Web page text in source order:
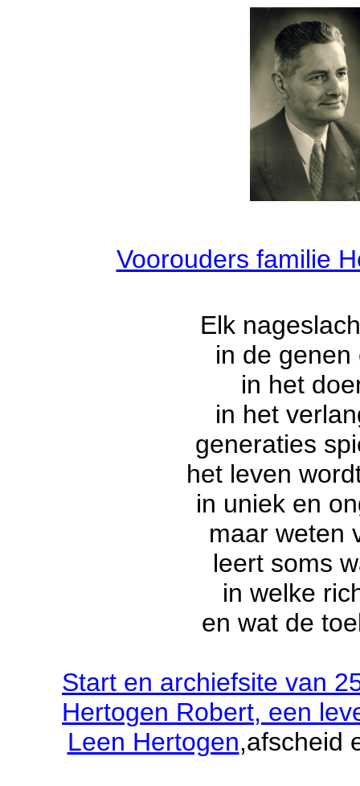
Voorouders familie
Elk
in de
in het
in het
generaties
het leven
in uniek en
maar weten
leert soms
in welke
en wat de
Start en archiefsite van
Hertogen Robert, een
Leen Hertogen